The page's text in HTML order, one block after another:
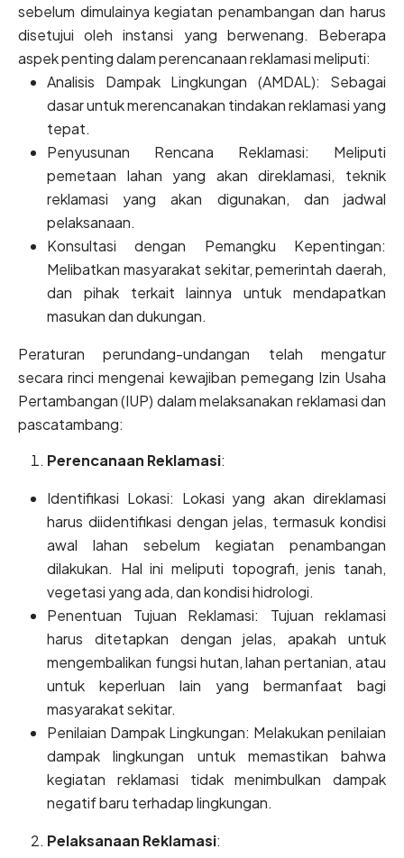
sebelum dimulainya kegiatan penambangan dan harus
disetujui oleh instansi yang berwenang. Beberapa
aspek penting dalam perencanaan reklamasi meliputi:
Analisis Dampak Lingkungan (AMDAL): Sebagai
dasar untuk merencanakan tindakan reklamasi yang
tepat.
Penyusunan Rencana Reklamasi: Meliputi
pemetaan lahan yang akan direklamasi, teknik
reklamasi yang akan digunakan, dan jadwal
pelaksanaan.
Konsultasi dengan Pemangku Kepentingan:
Melibatkan masyarakat sekitar, pemerintah daerah,
dan pihak terkait lainnya untuk mendapatkan
masukan dan dukungan.
Peraturan perundang-undangan telah mengatur
secara rinci mengenai kewajiban pemegang Izin Usaha
Pertambangan (IUP) dalam melaksanakan reklamasi dan
pascatambang:
Perencanaan Reklamasi:
Identifikasi Lokasi: Lokasi yang akan direklamasi
harus diidentifikasi dengan jelas, termasuk kondisi
awal lahan sebelum kegiatan penambangan
dilakukan. Hal ini meliputi topografi, jenis tanah,
vegetasi yang ada, dan kondisi hidrologi.
Penentuan Tujuan Reklamasi: Tujuan reklamasi
harus ditetapkan dengan jelas, apakah untuk
mengembalikan fungsi hutan, lahan pertanian, atau
untuk keperluan lain yang bermanfaat bagi
masyarakat sekitar.
Penilaian Dampak Lingkungan: Melakukan penilaian
dampak lingkungan untuk memastikan bahwa
kegiatan reklamasi tidak menimbulkan dampak
negatif baru terhadap lingkungan.
Pelaksanaan Reklamasi: